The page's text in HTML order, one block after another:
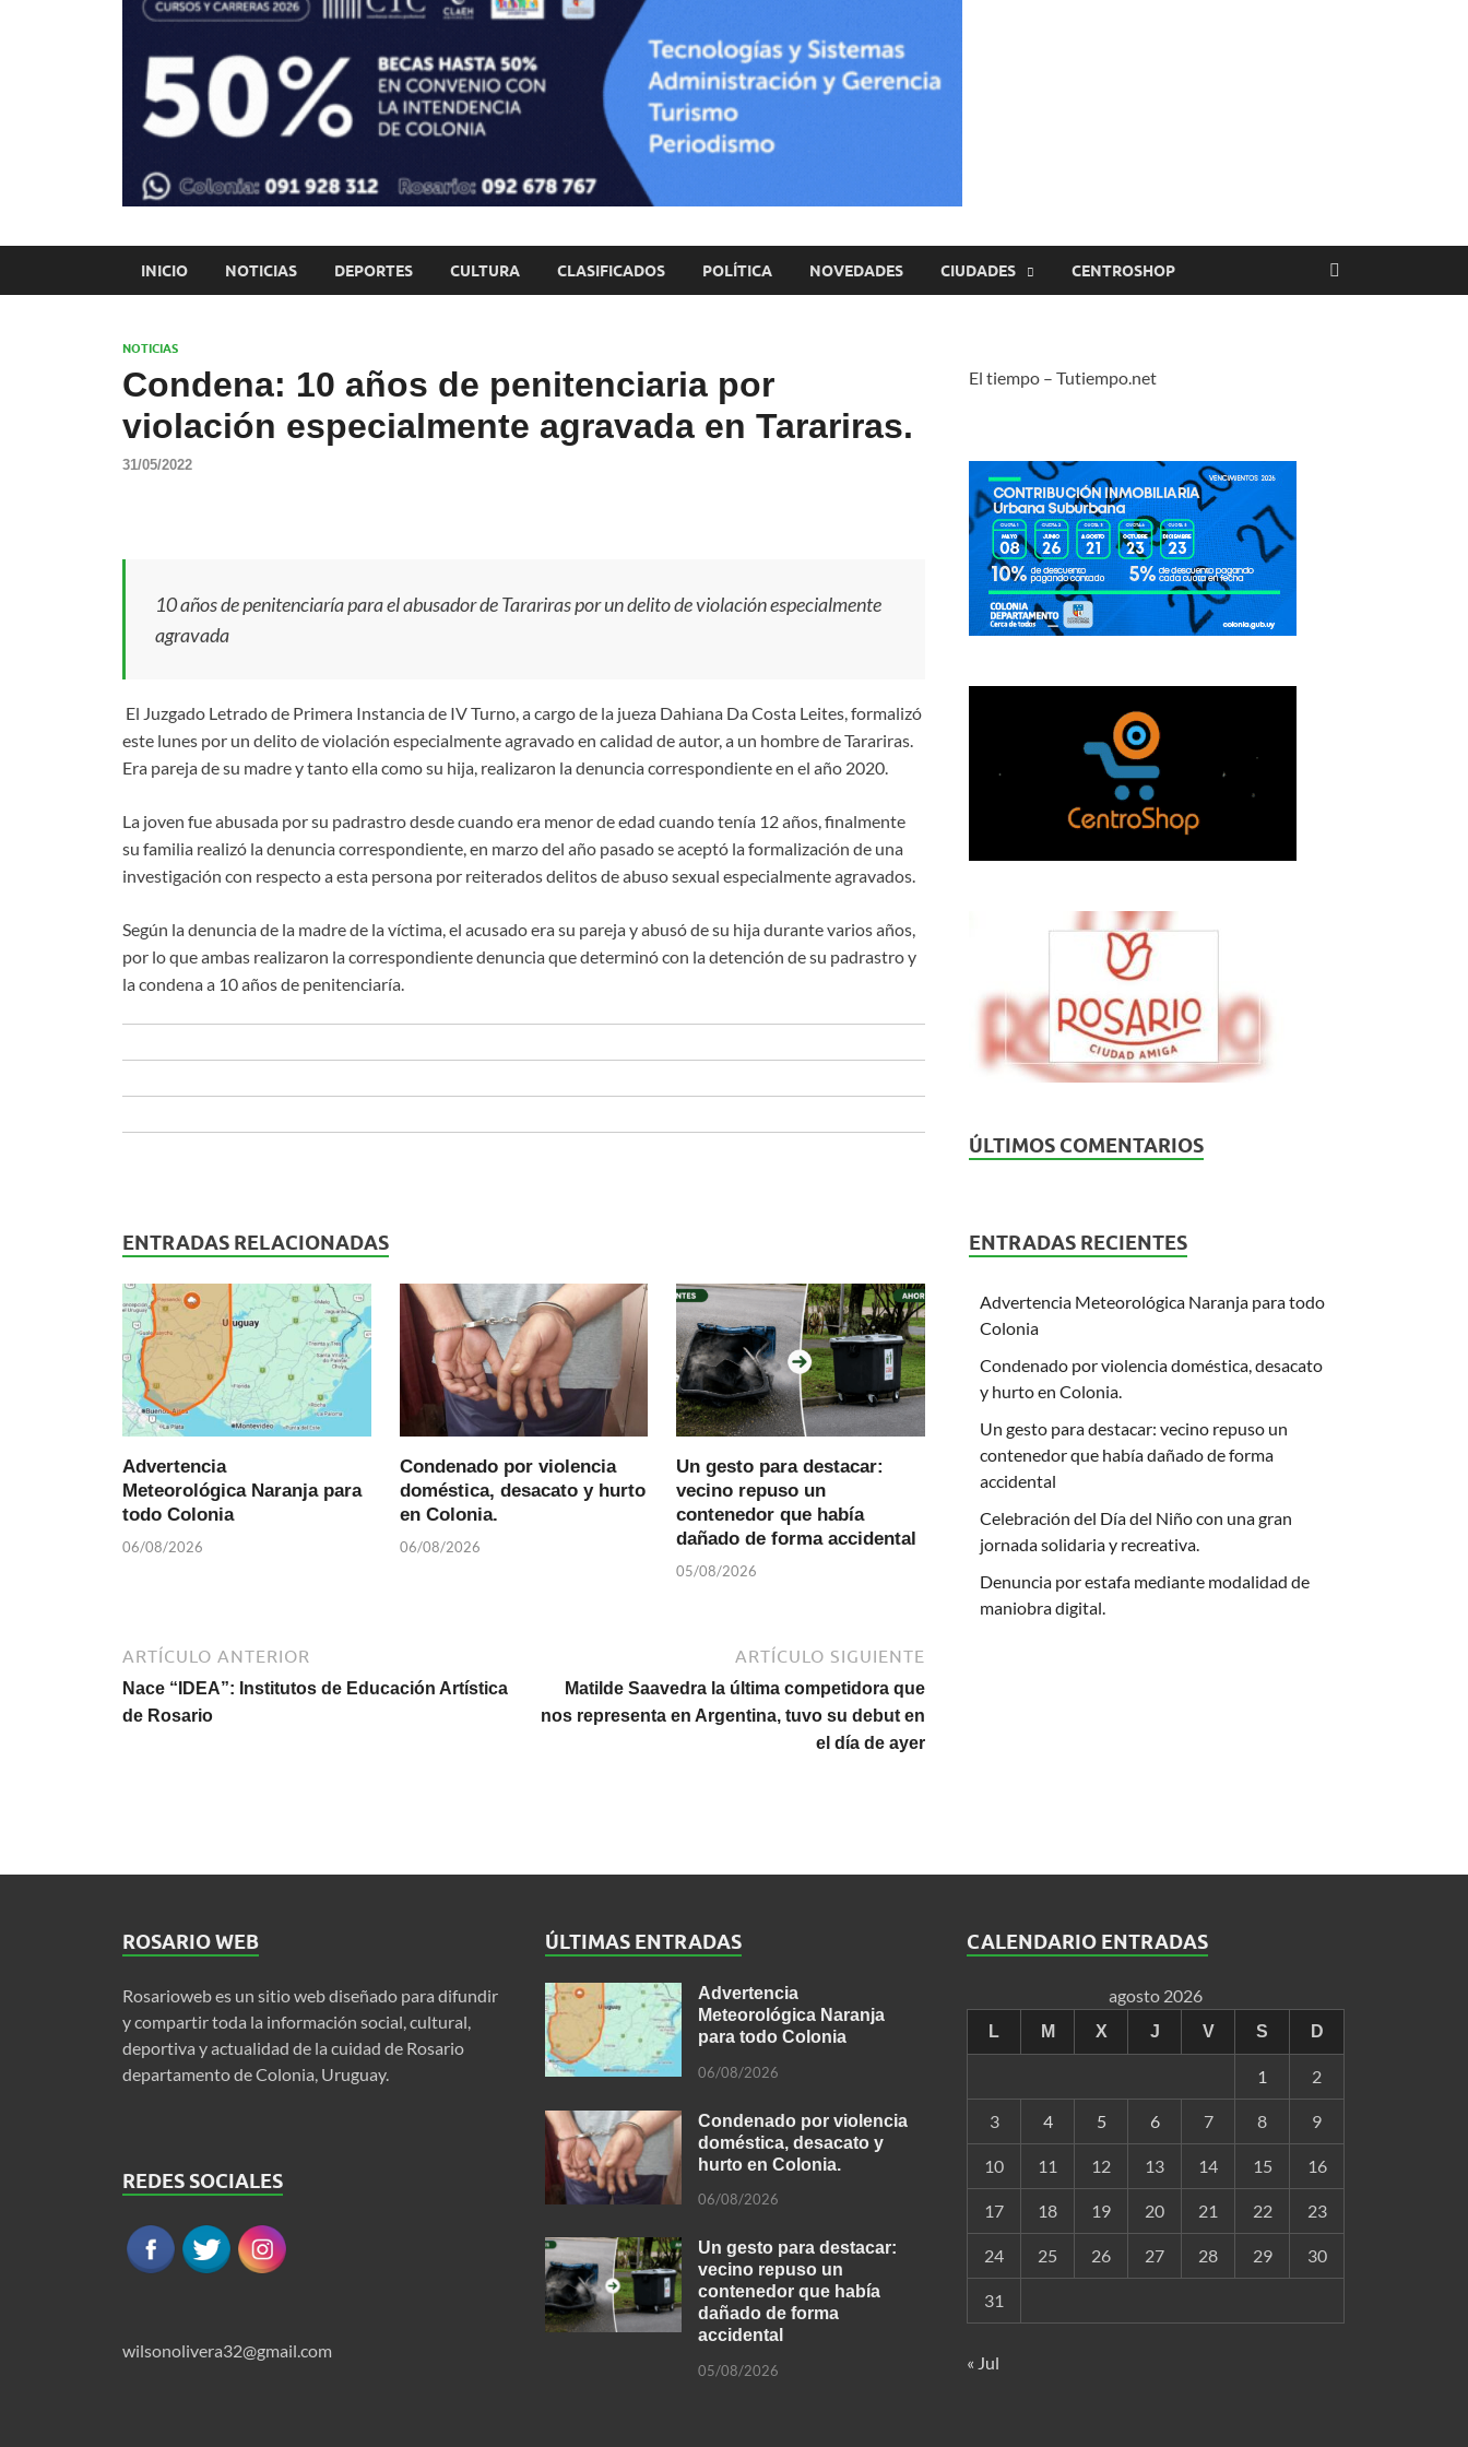
INICIO NOTICIAS DEPORTES CULTURA CLASIFICADOS POLÍTICA NOVEDADES CIUDADES CENTROSHOP
NOTICIAS
Condena: 10 años de penitenciaria por
violación especialmente agravada en Tarariras.
31/05/2022
10 años de penitenciaría para el abusador de Tarariras por un delito de violación especialmente
agravada
El Juzgado Letrado de Primera Instancia de IV Turno, a cargo de la jueza Dahiana Da Costa Leites, formalizó
este lunes por un delito de violación especialmente agravado en calidad de autor, a un hombre de Tarariras.
Era pareja de su madre y tanto ella como su hija, realizaron la denuncia correspondiente en el año 2020.
La joven fue abusada por su padrastro desde cuando era menor de edad cuando tenía 12 años, finalmente
su familia realizó la denuncia correspondiente, en marzo del año pasado se aceptó la formalización de una
investigación con respecto a esta persona por reiterados delitos de abuso sexual especialmente agravados.
Según la denuncia de la madre de la víctima, el acusado era su pareja y abusó de su hija durante varios años,
por lo que ambas realizaron la correspondiente denuncia que determinó con la detención de su padrastro y
la condena a 10 años de penitenciaría.
ENTRADAS RELACIONADAS
Advertencia
Meteorológica Naranja para
todo Colonia
06/08/2026
Condenado por violencia
doméstica, desacato y hurto
en Colonia.
06/08/2026
Un gesto para destacar:
vecino repuso un
contenedor que había
dañado de forma accidental
05/08/2026
ARTÍCULO ANTERIOR
Nace “IDEA”: Institutos de Educación Artística
de Rosario
ARTÍCULO SIGUIENTE
Matilde Saavedra la última competidora que
nos representa en Argentina, tuvo su debut en
el día de ayer
El tiempo – Tutiempo.net
ÚLTIMOS COMENTARIOS
ENTRADAS RECIENTES
Advertencia Meteorológica Naranja para todo
Colonia
Condenado por violencia doméstica, desacato
y hurto en Colonia.
Un gesto para destacar: vecino repuso un
contenedor que había dañado de forma
accidental
Celebración del Día del Niño con una gran
jornada solidaria y recreativa.
Denuncia por estafa mediante modalidad de
maniobra digital.
ROSARIO WEB
Rosarioweb es un sitio web diseñado para difundir
y compartir toda la información social, cultural,
deportiva y actualidad de la cuidad de Rosario
departamento de Colonia, Uruguay.
REDES SOCIALES
wilsonolivera32@gmail.com
ÚLTIMAS ENTRADAS
Advertencia
Meteorológica Naranja
para todo Colonia
06/08/2026
Condenado por violencia
doméstica, desacato y
hurto en Colonia.
06/08/2026
Un gesto para destacar:
vecino repuso un
contenedor que había
dañado de forma
accidental
05/08/2026
CALENDARIO ENTRADAS
agosto 2026
L M X J V S D
1 2
3 4 5 6 7 8 9
10 11 12 13 14 15 16
17 18 19 20 21 22 23
24 25 26 27 28 29 30
31
« Jul